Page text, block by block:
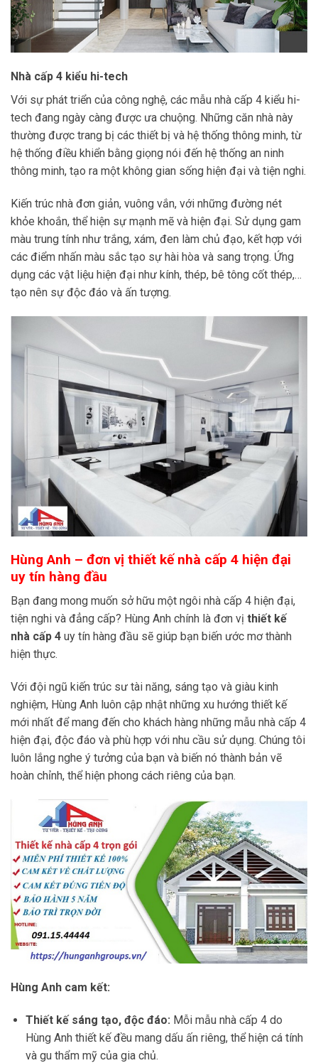
Nhà cấp 4 kiểu hi-tech
Với sự phát triển của công nghệ, các mẫu nhà cấp 4 kiểu hi-
tech đang ngày càng được ưa chuộng. Những căn nhà này
thường được trang bị các thiết bị và hệ thống thông minh, từ
hệ thống điều khiển bằng giọng nói đến hệ thống an ninh
thông minh, tạo ra một không gian sống hiện đại và tiện nghi.
Kiến trúc nhà đơn giản, vuông vắn, với những đường nét
khỏe khoắn, thể hiện sự mạnh mẽ và hiện đại. Sử dụng gam
màu trung tính như trắng, xám, đen làm chủ đạo, kết hợp với
các điểm nhấn màu sắc tạo sự hài hòa và sang trọng. Ứng
dụng các vật liệu hiện đại như kính, thép, bê tông cốt thép,…
tạo nên sự độc đáo và ấn tượng.
Hùng Anh – đơn vị thiết kế nhà cấp 4 hiện đại
uy tín hàng đầu
Bạn đang mong muốn sở hữu một ngôi nhà cấp 4 hiện đại,
tiện nghi và đẳng cấp? Hùng Anh chính là đơn vị thiết kế
nhà cấp 4 uy tín hàng đầu sẽ giúp bạn biến ước mơ thành
hiện thực.
Với đội ngũ kiến trúc sư tài năng, sáng tạo và giàu kinh
nghiệm, Hùng Anh luôn cập nhật những xu hướng thiết kế
mới nhất để mang đến cho khách hàng những mẫu nhà cấp 4
hiện đại, độc đáo và phù hợp với nhu cầu sử dụng. Chúng tôi
luôn lắng nghe ý tưởng của bạn và biến nó thành bản vẽ
hoàn chỉnh, thể hiện phong cách riêng của bạn.
Hùng Anh cam kết:
Thiết kế sáng tạo, độc đáo: Mỗi mẫu nhà cấp 4 do
Hùng Anh thiết kế đều mang dấu ấn riêng, thể hiện cá tính
và gu thẩm mỹ của gia chủ.